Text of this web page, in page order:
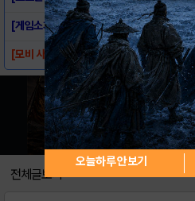
[게임소개] V-리그 콜렉터즈
[모비 사전예약] V-리그 콜렉터즈
전체글보기
오늘하루 안보기